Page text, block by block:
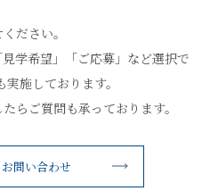
ださい。
学希望」「ご応募」など選択で
施しております。
らご質問も承っております。
問い合わせ